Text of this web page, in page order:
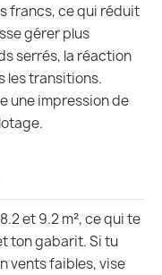
francs, ce qui réduit
gérer plus
serrés, la réaction
les transitions.
une impression de
et 9.2 m², ce qui te
ton gabarit. Si tu
vents faibles, vise